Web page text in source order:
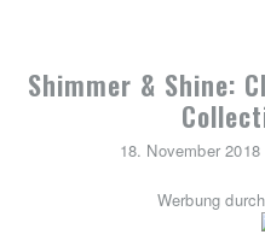
Shimmer & Shine:
18. November 2018
Werbung